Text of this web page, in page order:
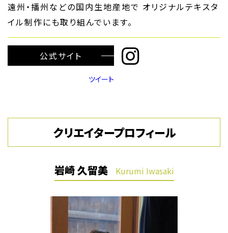
遠州・播州などの国内生地産地で オリジナルテキスタ
イル制作にも取り組んでいます。
公式サイト
ツイート
クリエイタープロフィール
岩崎 久留美 Kurumi Iwasaki